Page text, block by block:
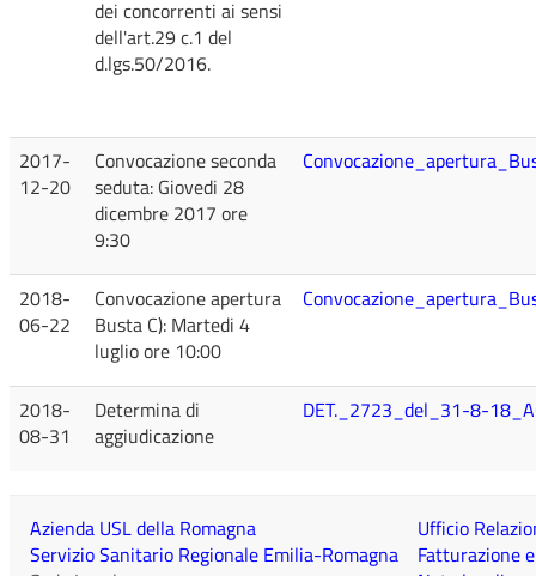
dei concorrenti ai sensi
dell'art.29 c.1 del
d.lgs.50/2016.
2017-
12-20
Convocazione seconda
seduta: Giovedi 28
dicembre 2017 ore
9:30
2018-
06-22
Convocazione apertura
Busta C): Martedi 4
luglio ore 10:00
2018-
08-31
Determina di
aggiudicazione
DET._2723_del_31-8-
Azienda USL della Romagna
Servizio Sanitario Regionale Emilia-Romagna
Ufficio
Fatturazione